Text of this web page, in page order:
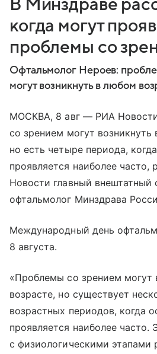
В Минздраве
когда могут
проблемы со
Офтальмолог Нероев:
могут возникнуть в любом
МОСКВА, 8 авг — РИА
со зрением могут возникнуть
но есть четыре периода,
проявляется наиболее часто,
Новости главный внештатный
офтальмолог Минздрава
Международный день
8 августа.
«Проблемы со зрением могут
возрасте, но существует
возрастных периодов, когда
проявляется наиболее часто.
с физиологическими этапами